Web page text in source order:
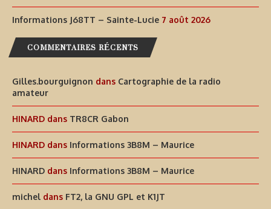
Informations J68TT – Sainte-Lucie 7 août 2026
COMMENTAIRES RÉCENTS
Gilles.bourguignon dans Cartographie de la radio
amateur
HINARD dans TR8CR Gabon
HINARD dans Informations 3B8M – Maurice
HINARD dans Informations 3B8M – Maurice
michel dans FT2, la GNU GPL et K1JT